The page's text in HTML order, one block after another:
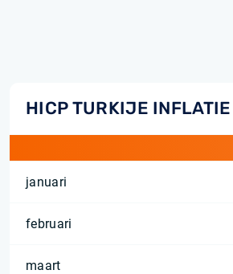
HICP TURKIJE
januari
februari
maart